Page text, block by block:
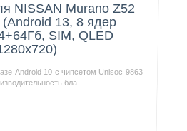
NISSAN Murano Z52
13, 8 ядер
SIM, QLED
Android 10 с чипсетом Unisoc 9863
бла..